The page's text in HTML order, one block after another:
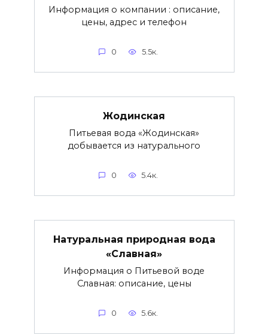
Информация о компании : описание,
цены, адрес и телефон
0 5.5к.
Жодинская
Питьевая вода «Жодинская»
добывается из натурального
0 5.4к.
Натуральная природная вода
«Славная»
Информация о Питьевой воде
Славная: описание, цены
0 5.6к.